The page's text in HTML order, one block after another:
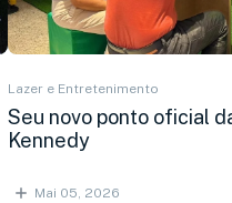
Lazer e Entretenimento
Seu novo ponto oficial
Kennedy
Mai 05, 2026